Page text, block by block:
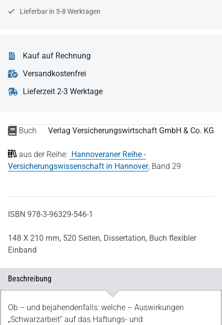
Buch Verlag Versicherungswirtschaft GmbH & Co. KG
aus der Reihe: Hannoveraner Reihe -
Versicherungswissenschaft in Hannover, Band 29
ISBN 978-3-96329-546-1
148 X 210 mm, 520 Seiten, Dissertation, Buch flexibler
Einband
Lieferbar in 5-8 Werktagen
Kauf auf Rechnung
Versandkostenfrei
Lieferzeit 2-3 Werktage
Beschreibung
Beschreibung
Ob – und bejahendenfalls: welche – Auswirkungen
„Schwarzarbeit“ auf das Haftungs- und